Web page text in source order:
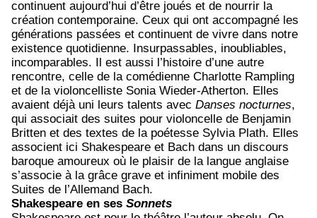
continuent aujourd’hui d’être joués et de nourrir la
création contemporaine. Ceux qui ont accompagné les
générations passées et continuent de vivre dans notre
existence quotidienne. Insurpassables, inoubliables,
incomparables. Il est aussi l’histoire d’une autre
rencontre, celle de la comédienne Charlotte Rampling
et de la violoncelliste Sonia Wieder-Atherton. Elles
avaient déjà uni leurs talents avec Danses nocturnes,
qui associait des suites pour violoncelle de Benjamin
Britten et des textes de la poétesse Sylvia Plath. Elles
associent ici Shakespeare et Bach dans un discours
baroque amoureux où le plaisir de la langue anglaise
s’associe à la grâce grave et infiniment mobile des
Suites de l’Allemand Bach.
Shakespeare en ses Sonnets